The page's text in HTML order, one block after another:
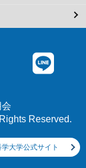
Reserved.
大学公式サイト